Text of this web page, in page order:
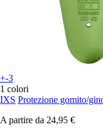
+-3
1 colori
IXS Protezione gomito/
A partire da 24,95 €